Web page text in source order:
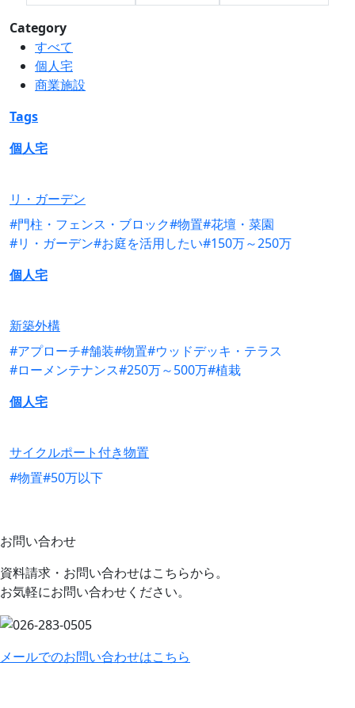
Category
すべて
個人宅
商業施設
Tags
個人宅
リ・ガーデン
#門柱・フェンス・ブロック#物置#花壇・菜園
#リ・ガーデン#お庭を活用したい#150万～250万
個人宅
新築外構
#アプローチ#舗装#物置#ウッドデッキ・テラス
#ローメンテナンス#250万～500万#植栽
個人宅
サイクルポート付き物置
#物置#50万以下
お問い合わせ
資料請求・お問い合わせはこちらから。
お気軽にお問い合わせください。
メールでのお問い合わせはこちら